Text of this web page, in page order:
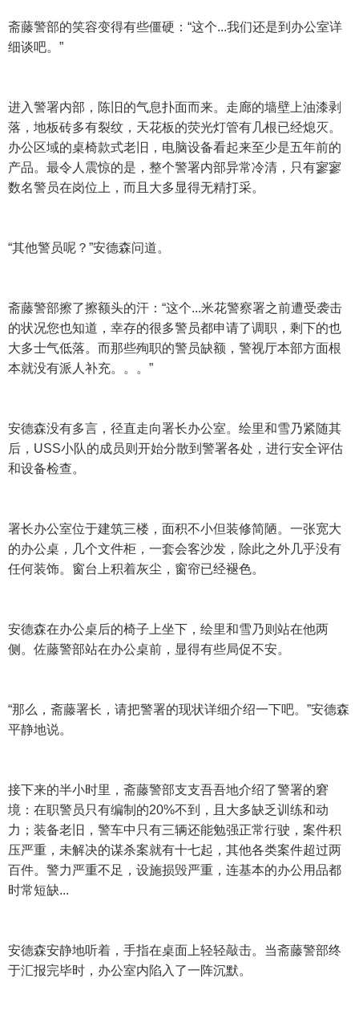
斋藤警部的笑容变得有些僵硬：“这个...我们还是到办公室详
细谈吧。”
进入警署内部，陈旧的气息扑面而来。走廊的墙壁上油漆剥
落，地板砖多有裂纹，天花板的荧光灯管有几根已经熄灭。
办公区域的桌椅款式老旧，电脑设备看起来至少是五年前的
产品。最令人震惊的是，整个警署内部异常冷清，只有寥寥
数名警员在岗位上，而且大多显得无精打采。
“其他警员呢？”安德森问道。
斋藤警部擦了擦额头的汗：“这个...米花警察署之前遭受袭击
的状况您也知道，幸存的很多警员都申请了调职，剩下的也
大多士气低落。而那些殉职的警员缺额，警视厅本部方面根
本就没有派人补充。。。”
安德森没有多言，径直走向署长办公室。绘里和雪乃紧随其
后，USS小队的成员则开始分散到警署各处，进行安全评估
和设备检查。
署长办公室位于建筑三楼，面积不小但装修简陋。一张宽大
的办公桌，几个文件柜，一套会客沙发，除此之外几乎没有
任何装饰。窗台上积着灰尘，窗帘已经褪色。
安德森在办公桌后的椅子上坐下，绘里和雪乃则站在他两
侧。佐藤警部站在办公桌前，显得有些局促不安。
“那么，斋藤署长，请把警署的现状详细介绍一下吧。”安德森
平静地说。
接下来的半小时里，斋藤警部支支吾吾地介绍了警署的窘
境：在职警员只有编制的20%不到，且大多缺乏训练和动
力；装备老旧，警车中只有三辆还能勉强正常行驶，案件积
压严重，未解决的谋杀案就有十七起，其他各类案件超过两
百件。警力严重不足，设施损毁严重，连基本的办公用品都
时常短缺...
安德森安静地听着，手指在桌面上轻轻敲击。当斋藤警部终
于汇报完毕时，办公室内陷入了一阵沉默。